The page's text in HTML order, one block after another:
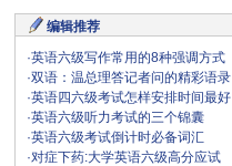
编辑推荐
·英语六级写作常用的8种强调方式
·双语：温总理答记者问的精彩语录
·英语四六级考试怎样安排时间最好
·英语六级听力考试的三个锦囊
·英语六级考试倒计时必备词汇
·对症下药:大学英语六级高分应试